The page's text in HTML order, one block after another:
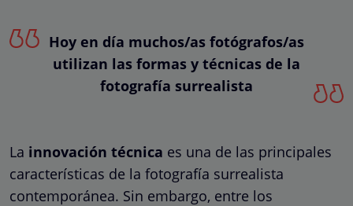
Hoy en día muchos/as fotógrafos/as
utilizan las formas y técnicas de la
fotografía surrealista
La innovación técnica es una de las principales
características de la fotografía surrealista
contemporánea. Sin embargo, entre los